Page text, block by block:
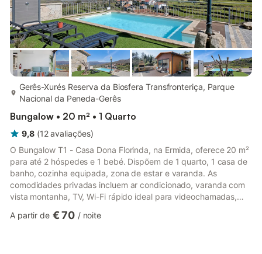
mais...
Gerês-Xurés Reserva da Biosfera Transfronteriça, Parque
Nacional da Peneda-Gerês
Bungalow • 20 m² • 1 Quarto
9,8 (12 avaliações)
O Bungalow T1 - Casa Dona Florinda, na Ermida, oferece 20 m²
para até 2 hóspedes e 1 bebé. Dispõem de 1 quarto, 1 casa de
banho, cozinha equipada, zona de estar e varanda. As
comodidades privadas incluem ar condicionado, varanda com
vista montanha, TV, Wi-Fi rápido ideal para videochamadas,
exterior encontram uma mesa grande e mobiliário de jardim. A
A partir de € 70 / noite